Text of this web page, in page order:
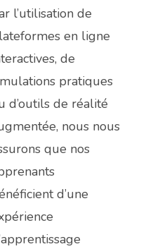
l’utilisation de
en ligne
de
pratiques
d’outils de réalité
nous nous
que nos
d’une